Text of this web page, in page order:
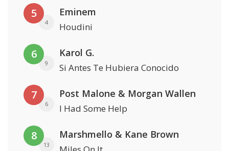
5
4
Eminem
Houdini
6
9
Karol G.
Si Antes Te Hubiera Conocido
7
6
Post Malone & Morgan Wallen
I Had Some Help
8
13
Marshmello & Kane Brown